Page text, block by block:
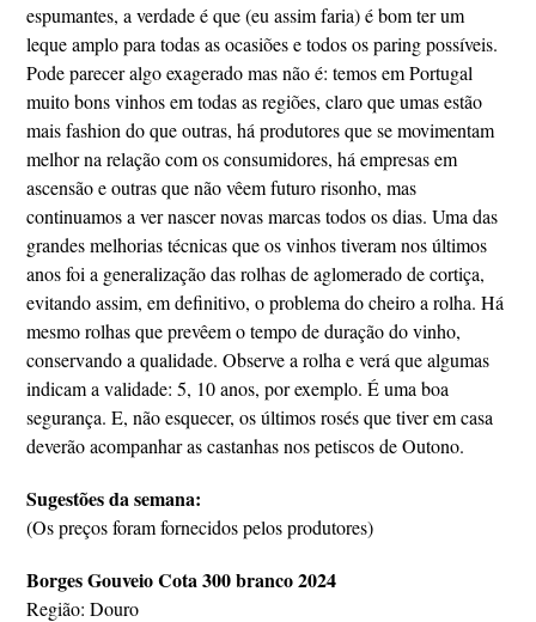
espumantes, a verdade é que (eu assim faria) é bom ter um
leque amplo para todas as ocasiões e todos os paring possíveis.
Pode parecer algo exagerado mas não é: temos em Portugal
muito bons vinhos em todas as regiões, claro que umas estão
mais fashion do que outras, há produtores que se movimentam
melhor na relação com os consumidores, há empresas em
ascensão e outras que não vêem futuro risonho, mas
continuamos a ver nascer novas marcas todos os dias. Uma das
grandes melhorias técnicas que os vinhos tiveram nos últimos
anos foi a generalização das rolhas de aglomerado de cortiça,
evitando assim, em definitivo, o problema do cheiro a rolha. Há
mesmo rolhas que prevêem o tempo de duração do vinho,
conservando a qualidade. Observe a rolha e verá que algumas
indicam a validade: 5, 10 anos, por exemplo. É uma boa
segurança. E, não esquecer, os últimos rosés que tiver em casa
deverão acompanhar as castanhas nos petiscos de Outono.
Sugestões da semana:
(Os preços foram fornecidos pelos produtores)
Borges Gouveio Cota 300 branco 2024
Região: Douro